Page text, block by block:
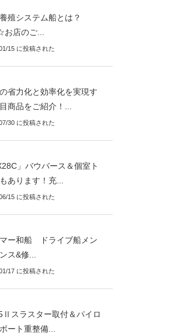
殖システム船とは？
店のご...
15 に投稿された
省力化と効率化を実現す
商品をご紹介！...
30 に投稿された
」バウバース＆個室ト
あります！充...
15 に投稿された
ー和船 ドライブ船メン
ス&修...
17 に投稿された
スラスター取付＆パイロ
ート重整備...